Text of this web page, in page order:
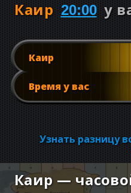
Каир 20:00 у
Каир
Время у вас
Узнать разницу
Каир —